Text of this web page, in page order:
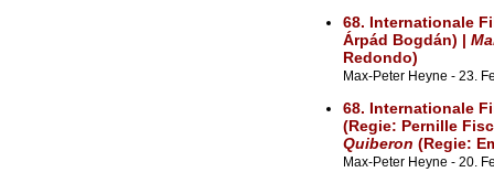
68. Internationale
Árpád Bogdán) |
Redondo)
Max-Peter Heyne - 23.
68. Internationale
(Regie: Pernille
Quiberon (Regie:
Max-Peter Heyne - 20.